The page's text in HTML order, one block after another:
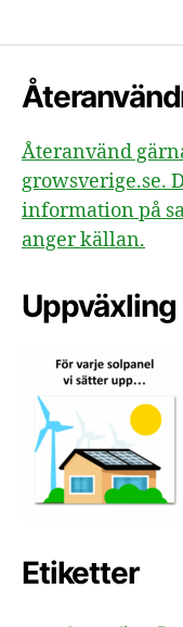
Återanvänd
growsverige.se.
information på
anger källan.
Uppväxling
Etiketter